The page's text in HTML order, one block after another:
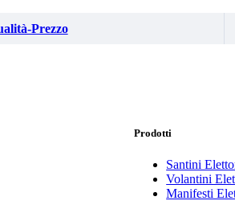
Prezzo
Prodotti
Santini
Volantini
Manifesti